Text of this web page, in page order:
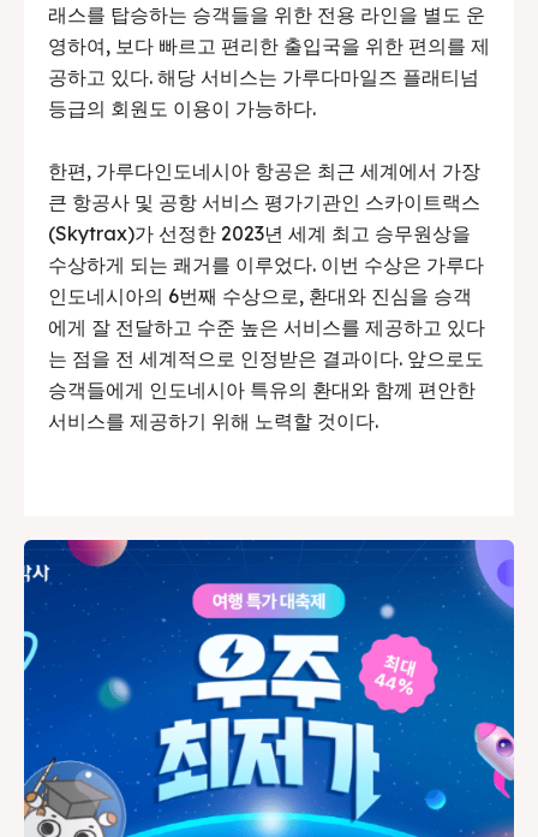
래스를 탑승하는 승객들을 위한 전용 라인을 별도 운
영하여, 보다 빠르고 편리한 출입국을 위한 편의를 제
공하고 있다. 해당 서비스는 가루다마일즈 플래티넘
등급의 회원도 이용이 가능하다.
한편, 가루다인도네시아 항공은 최근 세계에서 가장
큰 항공사 및 공항 서비스 평가기관인 스카이트랙스
(Skytrax)가 선정한 2023년 세계 최고 승무원상을
수상하게 되는 쾌거를 이루었다. 이번 수상은 가루다
인도네시아의 6번째 수상으로, 환대와 진심을 승객
에게 잘 전달하고 수준 높은 서비스를 제공하고 있다
는 점을 전 세계적으로 인정받은 결과이다. 앞으로도
승객들에게 인도네시아 특유의 환대와 함께 편안한
서비스를 제공하기 위해 노력할 것이다.